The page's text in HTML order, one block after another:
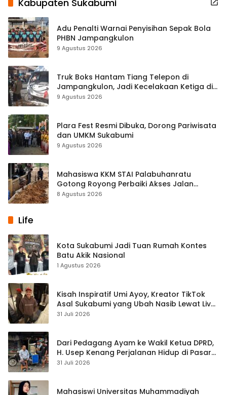
Kabupaten Sukabumi
Adu Penalti Warnai Penyisihan Sepak Bola
PHBN Jampangkulon
9 Agustus 2026
Truk Boks Hantam Tiang Telepon di
Jampangkulon, Jadi Kecelakaan Ketiga di
Titik yang Sama
9 Agustus 2026
Plara Fest Resmi Dibuka, Dorong Pariwisata
dan UMKM Sukabumi
9 Agustus 2026
Mahasiswa KKM STAI Palabuhanratu
Gotong Royong Perbaiki Akses Jalan
Majelis Ta’lim di Sagaranten
8 Agustus 2026
Life
Kota Sukabumi Jadi Tuan Rumah Kontes
Batu Akik Nasional
1 Agustus 2026
Kisah Inspiratif Umi Ayoy, Kreator TikTok
Asal Sukabumi yang Ubah Nasib Lewat Live
Streaming
31 Juli 2026
Dari Pedagang Ayam ke Wakil Ketua DPRD,
H. Usep Kenang Perjalanan Hidup di Pasar
Cisaat
31 Juli 2026
Mahasiswi Universitas Muhammadiyah